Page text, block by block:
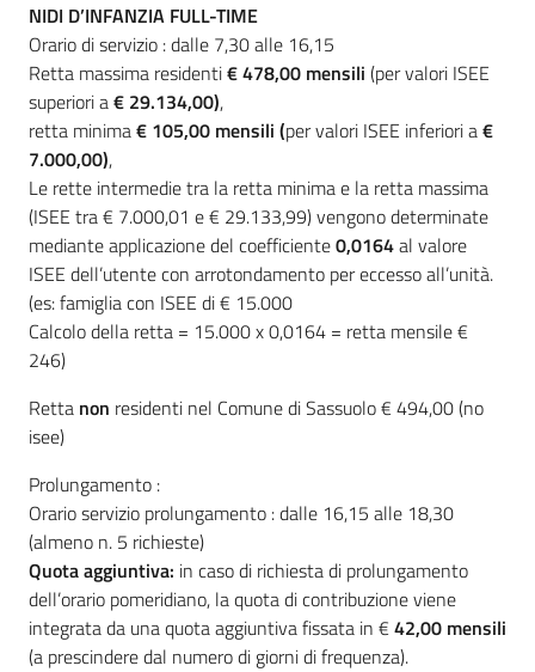
NIDI D’INFANZIA FULL-TIME
Orario di servizio : dalle 7,30 alle 16,15
Retta massima residenti€ 478,00 mensili (per valori ISEE
superiori a€ 29.134,00),
retta minima€ 105,00 mensili (per valori ISEE inferiori a€
7.000,00),
Le rette intermedie tra la retta minima e la retta massima
(ISEE tra € 7.000,01 e € 29.133,99) vengono determinate
mediante applicazione del coefficiente0,0164al valore
ISEE dell’utente con arrotondamento per eccesso all’unità.
(es: famiglia con ISEE di € 15.000
Calcolo della retta = 15.000 x 0,0164 = retta mensile €
246)
Retta non residenti nel Comune di Sassuolo € 494,00 (no
isee)
Prolungamento :
Orario servizio prolungamento : dalle 16,15 alle 18,30
(almeno n. 5 richieste)
Quota aggiuntiva: in caso di richiesta di prolungamento
dell’orario pomeridiano, la quota di contribuzione viene
integrata da una quota aggiuntiva fissata in €42,00 mensili
(a prescindere dal numero di giorni di frequenza).